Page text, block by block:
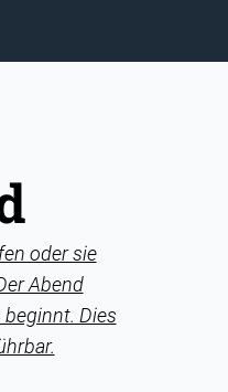
oder sie
Abend
Dies